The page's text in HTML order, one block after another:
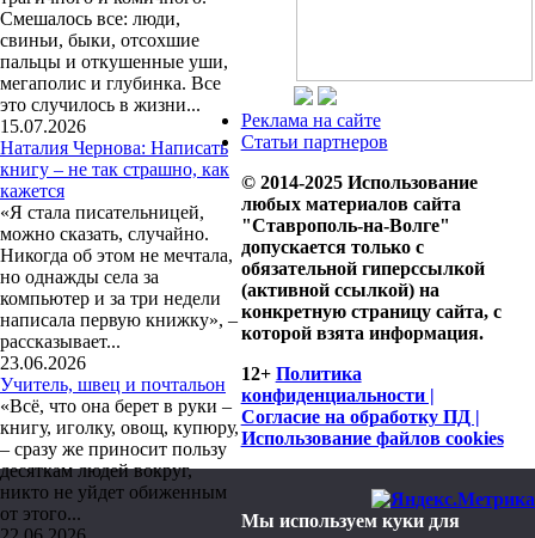
Смешалось все: люди,
свиньи, быки, отсохшие
пальцы и откушенные уши,
мегаполис и глубинка. Все
это случилось в жизни...
15.07.2026
Наталия Чернова: Написать
книгу – не так страшно, как
кажется
«Я стала писательницей,
можно сказать, случайно.
Никогда об этом не мечтала,
но однажды села за
компьютер и за три недели
написала первую книжку», –
рассказывает...
23.06.2026
Учитель, швец и почтальон
«Всё, что она берет в руки –
книгу, иголку, овощ, купюру,
– сразу же приносит пользу
десяткам людей вокруг,
никто не уйдет обиженным
от этого...
Реклама на сайте
Статьи партнеров
© 2014-2025 Использование
любых материалов сайта
"Ставрополь-на-Волге"
допускается только с
обязательной гиперссылкой
(активной ссылкой) на
конкретную страницу сайта, с
которой взята информация.
12+ Политика
конфиденциальности |
Согласие на обработку ПД |
Использование файлов cookies
Мы используем куки для